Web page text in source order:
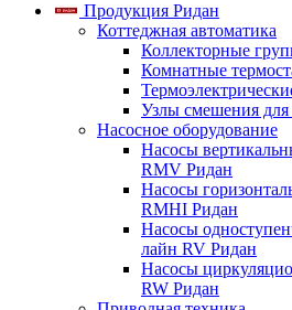
Продукция Ридан
Коттеджная автоматика
Коллекторные
Комнатные
Узлы смешения для
Насосное оборудование
Насосы
RMV Ридан
Насосы
RMHI Ридан
Насосы
лайн RV Ридан
Насосы
RW Ридан